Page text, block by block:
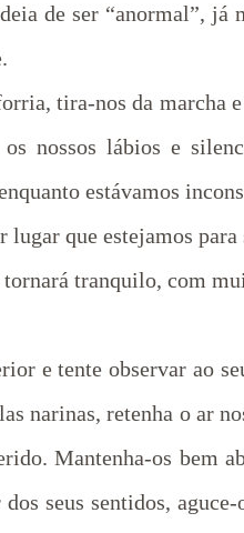
de ser “anormal”, já
tira-nos da marcha
nossos lábios e
estávamos
lugar que estejamos
tranquilo, com
e tente observar ao
narinas, retenha o ar
Mantenha-os bem
seus sentidos,